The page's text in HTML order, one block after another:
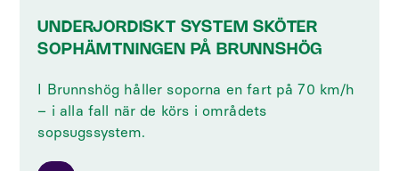
UNDERJORDISKT SYSTEM SKÖTER
SOPHÄMTNINGEN PÅ BRUNNSHÖG
I Brunnshög håller soporna en fart på 70 km/h
– i alla fall när de körs i områdets
sopsugssystem.